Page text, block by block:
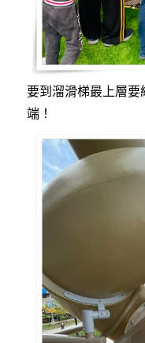
要到溜滑梯最上層
端！